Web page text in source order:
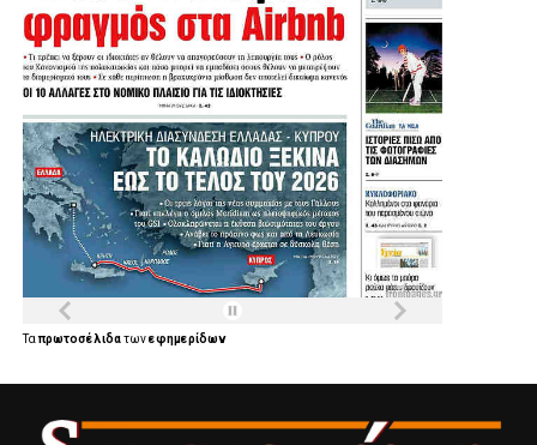
Ταπρωτοσέλιδατωνεφημερίδων